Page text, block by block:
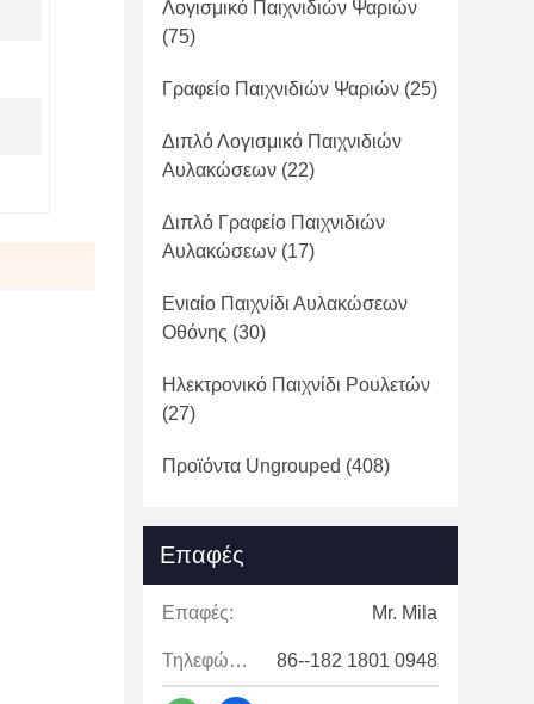
Λογισμικό Παιχνιδιών Ψαριών
(75)
Γραφείο Παιχνιδιών Ψαριών (25)
Διπλό Λογισμικό Παιχνιδιών
Αυλακώσεων (22)
Διπλό Γραφείο Παιχνιδιών
Αυλακώσεων (17)
Ενιαίο Παιχνίδι Αυλακώσεων
Οθόνης (30)
Ηλεκτρονικό Παιχνίδι Ρουλετών
(27)
Προϊόντα Ungrouped (408)
Επαφές
Επαφές: Mr. Mila
Τηλεφώνημα: 86--182 1801 0948